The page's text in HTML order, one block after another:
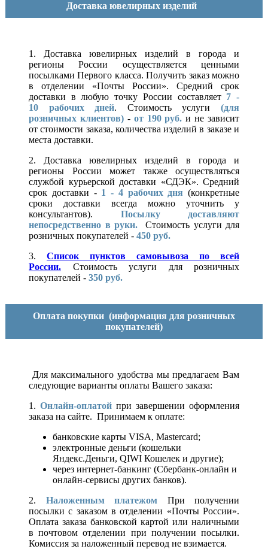
Доставка ювелирных изделий
1. Доставка ювелирных изделий в города и
регионы России осуществляется ценными
посылками Первого класса. Получить заказ можно
в отделении «Почты России». Средний срок
доставки в любую точку России составляет 7 -
10 рабочих дней. Стоимость услуги(для
розничных клиентов)- от 190 руб. и не зависит
от стоимости заказа, количества изделий в заказе и
места доставки.
2. Доставка ювелирных изделий в города и
регионы России может также осуществляться
службой курьерской доставки «СДЭК». Средний
срок доставки - 1 - 4 рабочих дня (конкретные
сроки доставки всегда можно уточнить у
консультантов). Посылку доставляют
непосредственно в руки.
Стоимость услуги для
розничных покупателей - 450 руб.
3. Список пунктов самовывоза по всей
России.
Стоимость услуги для розничных
покупателей - 350 руб.
Оплата покупки (информация для розничных
покупателей)
Для максимального удобства мы предлагаем Вам
следующие варианты оплаты Вашего заказа:
1. Онлайн-оплатой при завершении оформления
заказа на сайте. Принимаем к оплате:
банковские карты VISA, Mastercard;
электронные деньги (кошельки
Яндекс.Деньги, QIWI Кошелек и другие);
через интернет-банкинг (Сбербанк-онлайн и
онлайн-сервисы других банков).
2. Наложенным платежом При получении
посылки с заказом в отделении «Почты России».
Оплата заказа банковской картой или наличными
в почтовом отделении при получении посылки.
Комиссия за наложенный перевод не взимается.